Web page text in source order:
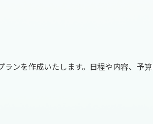
ンを作成いたします。日程や内容、予